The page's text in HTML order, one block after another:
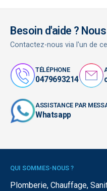
Besoin d'aide ?
Contactez-nous via l'un de
TÉLÉPHONE
0479693214
ASSISTANCE PAR
Whatsapp
QUI SOMMES-NOUS ?
Plomberie, Chauffage,